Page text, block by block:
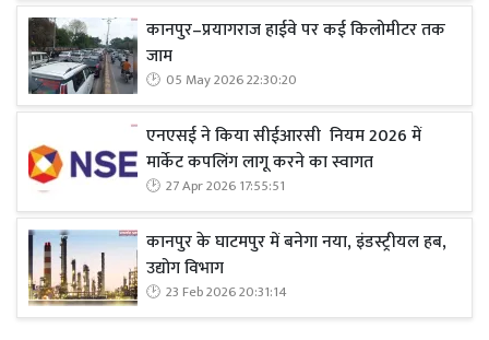
कानपुर–प्रयागराज हाईवे पर कई किलोमीटर तक
जाम
05 May 2026 22:30:20
एनएसई ने किया सीईआरसी नियम 2026 में
मार्केट कपलिंग लागू करने का स्वागत
27 Apr 2026 17:55:51
कानपुर के घाटमपुर में बनेगा नया, इंडस्ट्रीयल हब,
उद्योग विभाग
23 Feb 2026 20:31:14